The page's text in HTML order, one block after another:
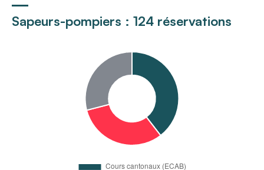
Sapeurs-pompiers : 124 réservations